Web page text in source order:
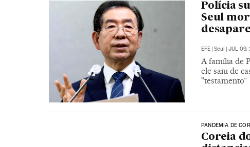
Polícia
Seul
EFE | Seul | JUL 09,
A família de
ele saiu de
"testamento”
PANDEMIA DE
Coreia